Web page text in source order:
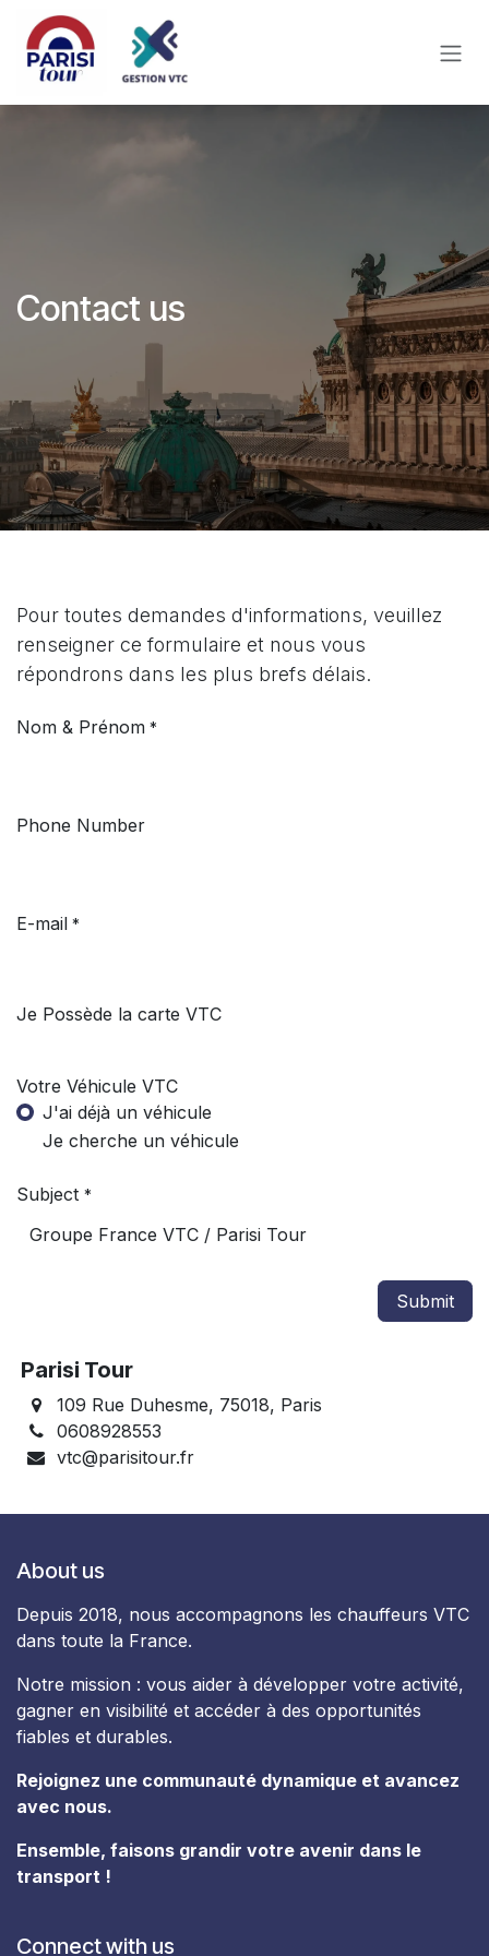
Skip to Content
Contact us
Pour toutes demandes d'informations, veuillez
renseigner ce formulaire et nous vous
répondrons dans les plus brefs délais.
Nom & Prénom *
Phone Number
E-mail *
Je Possède la carte VTC
Votre Véhicule VTC
J'ai déjà un véhicule
Je cherche un véhicule
Subject *
Submit
Parisi Tour
109 Rue Duhesme, 75018, Paris
0608928553
vtc@parisitour.fr
About us
Depuis 2018, nous accompagnons les chauffeurs VTC
dans toute la France.
Notre mission : vous aider à développer votre activité,
gagner en visibilité et accéder à des opportunités
fiables et durables.
Rejoignez une communauté dynamique et avancez
avec nous.
Ensemble, faisons grandir votre avenir dans le
transport !
Connect with us